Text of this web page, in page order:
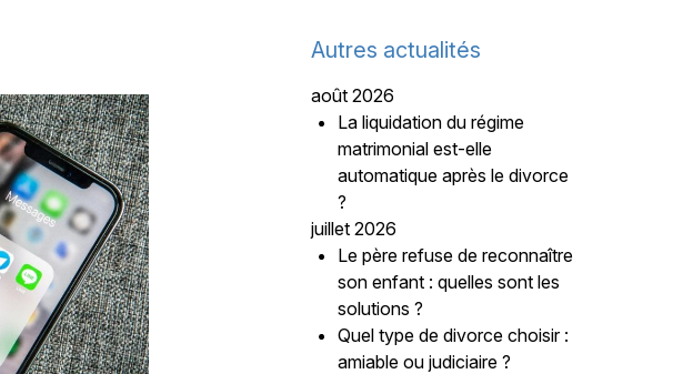
Autres actualités
août 2026
La liquidation du régime
matrimonial est-elle
automatique après le divorce
?
juillet 2026
Le père refuse de reconnaître
son enfant : quelles sont les
solutions ?
Quel type de divorce choisir :
amiable ou judiciaire ?